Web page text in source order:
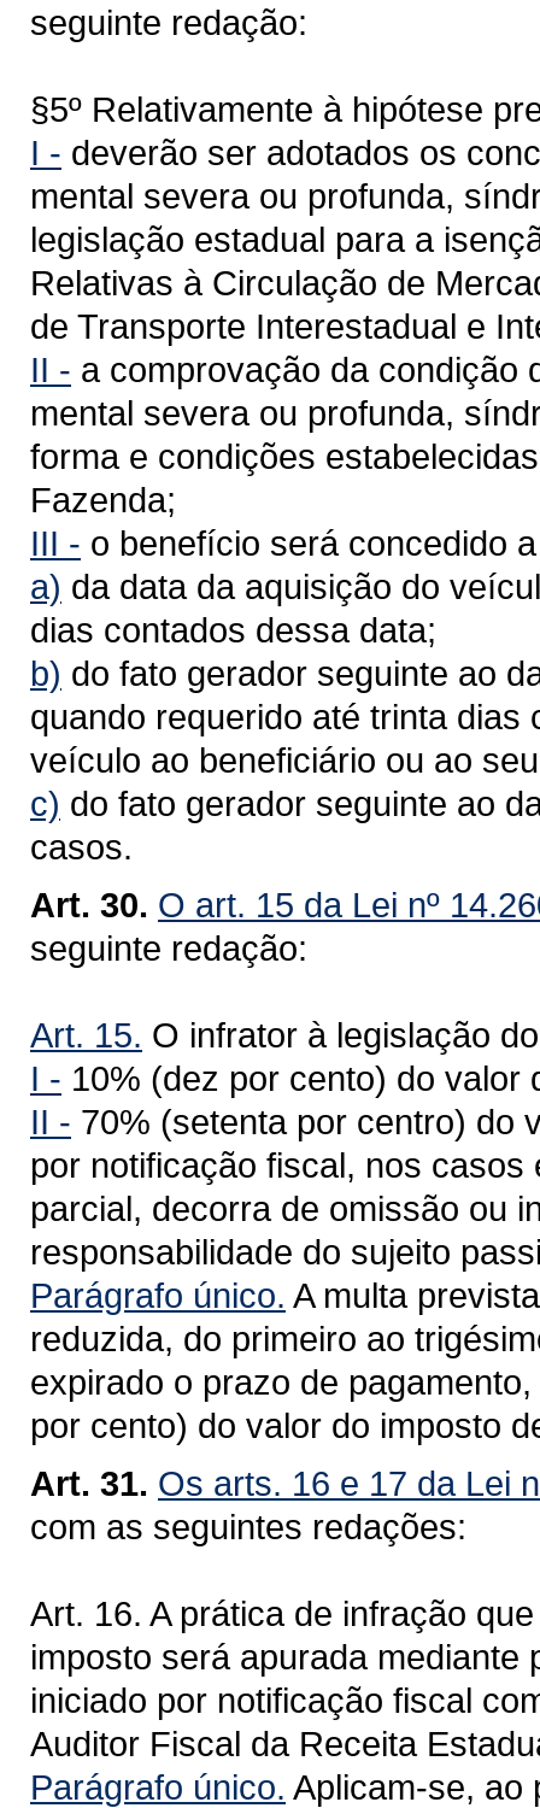
seguinte redação:
§5º Relativamente à hipótese
I - deverão ser adotados os
mental severa ou profunda,
legislação estadual para a
Relativas à Circulação de
de Transporte Interestadual e
II - a comprovação da condição
mental severa ou profunda,
forma e condições
Fazenda;
III - o benefício será concedido
a) da data da aquisição do
dias contados dessa data;
b) do fato gerador seguinte ao
quando requerido até trinta
veículo ao beneficiário ou ao
c) do fato gerador seguinte ao
casos.
Art. 30. O art. 15 da Lei nº
seguinte redação:
Art. 15. O infrator à legislação
I - 10% (dez por cento) do valor
II - 70% (setenta por centro) do
por notificação fiscal, nos
parcial, decorra de omissão ou
responsabilidade do sujeito
Parágrafo único. A multa
reduzida, do primeiro ao
expirado o prazo de
por cento) do valor do imposto
Art. 31. Os arts. 16 e 17 da Lei
com as seguintes redações:
Art. 16. A prática de infração
imposto será apurada
iniciado por notificação fiscal
Auditor Fiscal da Receita
Parágrafo único. Aplicam-se, ao